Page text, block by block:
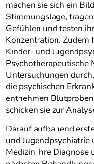
machen sie sich ein
Stimmungslage,
Gefühlen und testen
Konzentration. Zudem
Kinder- und
Psychotherapeutische
Untersuchungen
die psychischen
entnehmen
schicken sie zur
Darauf aufbauend
und Jugendpsychiatrie
Medizin ihre Diagnose